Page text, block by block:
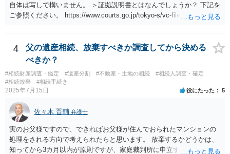
自体は写しで構いません。 ＞証拠説明書とはなんでしょうか？ 下記を
ご参照ください。 https://www.courts.go.jp/tokyo-s/vc-files/tokyo-s/file/
4
父の遺産相続、放棄すべきか調査してから決める
べきか？
#相続財産調査・鑑定 #遺産分割 #不動産・土地の相続
#相続人調査・確定
#相続放棄
#相続手続き
2025年7月15日 役にたった 5
佐々木 晋輔 弁護士
実のお父様ですので、できればお父様が住んでおられたマンションの
処理をされる方向で考えられたらと思います。 放棄するかどうかは、
知ってから3カ月以内が原則ですが、家庭裁判所に申立すれば3カ月の